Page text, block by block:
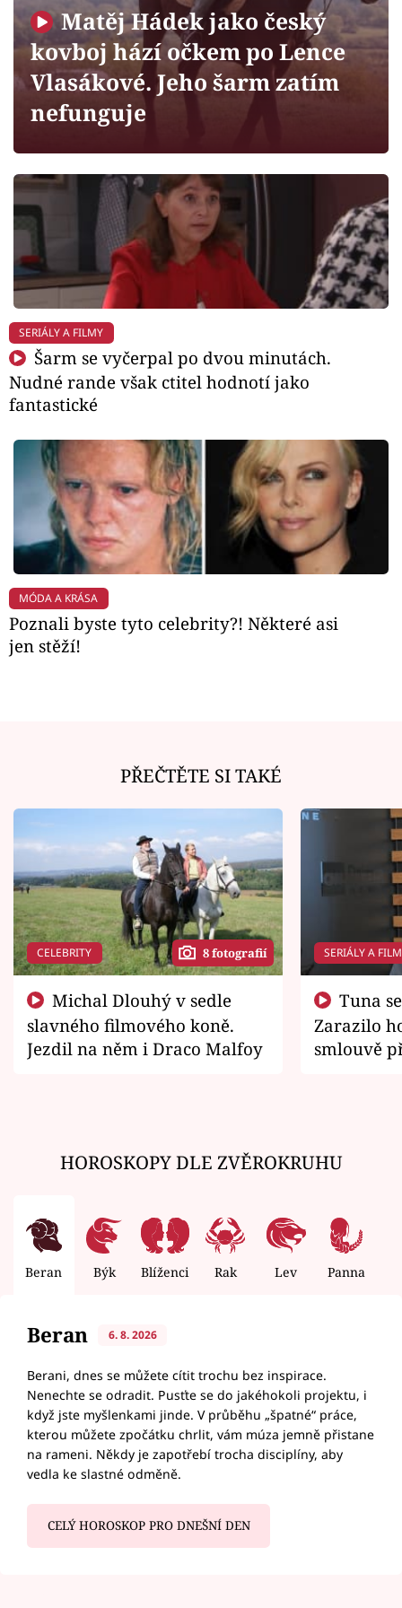
Sledujte prima+
Filmový festival Karlovy Vary
Mámy sobě
Přihlášení
Sledujte nás
Matěj Hádek jako český
kovboj hází očkem po Lence
Vlasákové. Jeho šarm zatím
nefunguje
SERIÁLY A FILMY
Šarm se vyčerpal po dvou minutách.
Nudné rande však ctitel hodnotí jako
fantastické
MÓDA A KRÁSA
Poznali byste tyto celebrity?! Některé asi
jen stěží!
PŘEČTĚTE SI TAKÉ
CELEBRITY 8 fotografií
slavného filmového koně.
Jezdil na něm i Draco Malfoy
SERIÁLY A
Zarazilo
smlouvě
HOROSKOPY DLE ZVĚROKRUHU
Beran Býk Blíženci Rak Lev Panna
Beran 6. 8. 2026
Berani, dnes se můžete cítit trochu bez inspirace.
Nenechte se odradit. Pusťte se do jakéhokoli projektu, i
když jste myšlenkami jinde. V průběhu „špatné“ práce,
kterou můžete zpočátku chrlit, vám múza jemně přistane
na rameni. Někdy je zapotřebí trocha disciplíny, aby
vedla ke slastné odměně.
CELÝ HOROSKOP PRO DNEŠNÍ DEN